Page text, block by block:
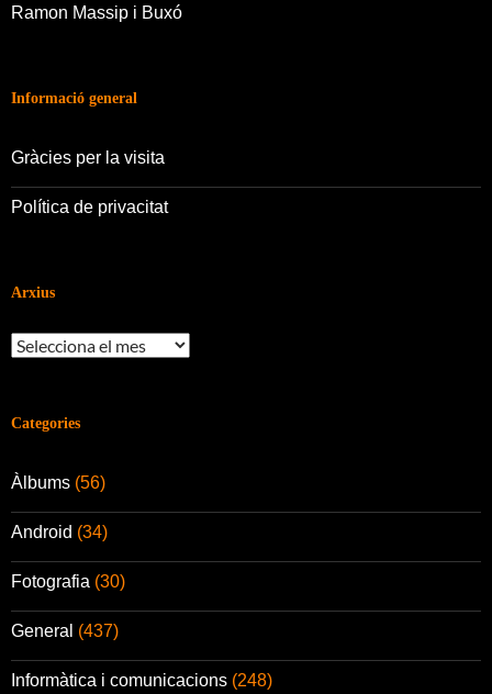
Ramon Massip i Buxó
Informació general
Gràcies per la visita
Política de privacitat
Arxius
Arxius
Categories
Àlbums (56)
Android (34)
Fotografia (30)
General (437)
Informàtica i comunicacions (248)